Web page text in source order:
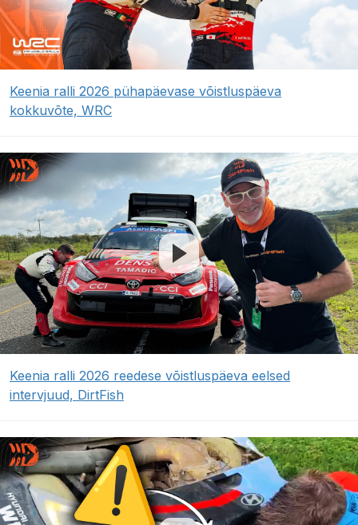
Keenia ralli 2026 pühapäevase võistluspäeva
kokkuvõte, WRC
Keenia ralli 2026 reedese võistluspäeva eelsed
intervjuud, DirtFish